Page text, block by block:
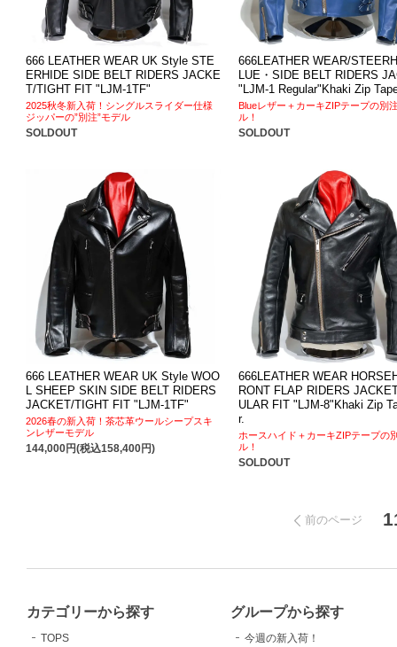
666 LEATHER WEAR UK Style STE
ERHIDE SIDE BELT RIDERS JACKE
T/TIGHT FIT "LJM-1TF"
2025秋冬新入荷！シングルスライダー仕様
ジッパーの”別注”モデル
SOLDOUT
666LEATHER WEAR/
LUE・SIDE BELT RIDERS
"LJM-1 Regular"Khaki Zip
Blueレザー＋カーキZIPテープの別
ル！
SOLDOUT
666 LEATHER WEAR UK Style WOO
L SHEEP SKIN SIDE BELT RIDERS
JACKET/TIGHT FIT "LJM-1TF"
2026春の新入荷！茶芯革ウールシープスキ
ンレザーモデル
144,000円(税込158,400円)
666LEATHER WEAR
RONT FLAP RIDERS
ULAR FIT "LJM-8"Khaki Zip
r.
ホースハイド＋カーキZIPテープの
ル！
SOLDOUT
前のページ
カテゴリーから探す
TOPS
グループから探す
今週の新入荷！